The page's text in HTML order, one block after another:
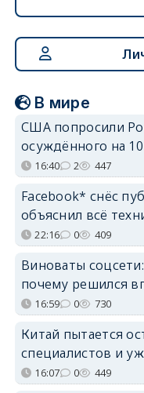
В мире
США попросили
осуждённого на
16:40 2 447
Facebook* снёс
объяснил всё
22:16 0 409
Виноваты
почему решился
16:59 0 730
Китай пытается
специалистов и
16:07 0 449